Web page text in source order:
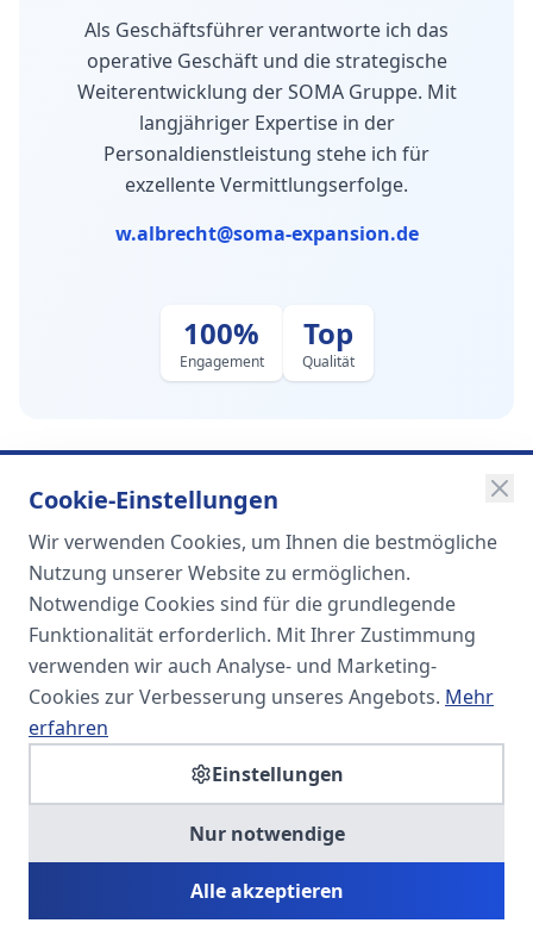
Als Geschäftsführer verantworte ich das
operative Geschäft und die strategische
Weiterentwicklung der SOMA Gruppe. Mit
langjähriger Expertise in der
Personaldienstleistung stehe ich für
exzellente Vermittlungserfolge.
w.albrecht@soma-expansion.de
100%
Engagement
Top
Qualität
SOMA
Unternehmensgruppe
Spezialisiert auf Fach- und
Führungskräfte in der
SOMA HR KONSULT UG
Personalberatung & Executive Search
Cookie-Einstellungen
Wir verwenden Cookies, um Ihnen die bestmögliche
Nutzung unserer Website zu ermöglichen.
Notwendige Cookies sind für die grundlegende
Funktionalität erforderlich. Mit Ihrer Zustimmung
verwenden wir auch Analyse- und Marketing-
Cookies zur Verbesserung unseres Angebots. Mehr
erfahren
Einstellungen
Nur notwendige
Alle akzeptieren